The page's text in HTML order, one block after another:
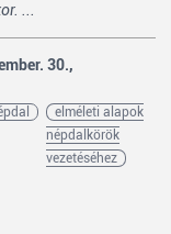
...
30.,
elméleti alapok
népdalkörök
vezetéséhez